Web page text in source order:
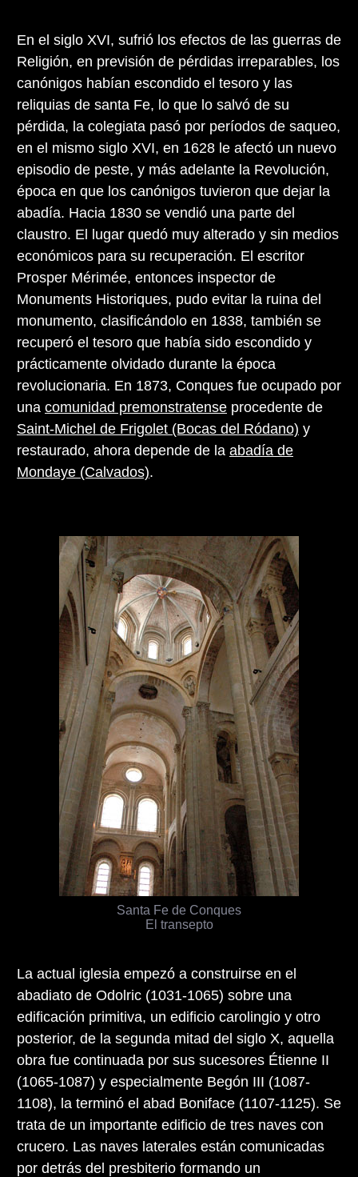
En el siglo XVI, sufrió los efectos de las guerras de
Religión, en previsión de pérdidas irreparables, los
canónigos habían escondido el tesoro y las
reliquias de santa Fe, lo que lo salvó de su
pérdida, la colegiata pasó por períodos de saqueo,
en el mismo siglo XVI, en 1628 le afectó un nuevo
episodio de peste, y más adelante la Revolución,
época en que los canónigos tuvieron que dejar la
abadía. Hacia 1830 se vendió una parte del
claustro. El lugar quedó muy alterado y sin medios
económicos para su recuperación. El escritor
Prosper Mérimée, entonces inspector de
Monuments Historiques, pudo evitar la ruina del
monumento, clasificándolo en 1838, también se
recuperó el tesoro que había sido escondido y
prácticamente olvidado durante la época
revolucionaria. En 1873, Conques fue ocupado por
una comunidad premonstratense procedente de
Saint-Michel de Frigolet (Bocas del Ródano) y
restaurado, ahora depende de la abadía de
Mondaye (Calvados).
La actual iglesia empezó a construirse en el
abadiato de Odolric (1031-1065) sobre una
edificación primitiva, un edificio carolingio y otro
posterior, de la segunda mitad del siglo X, aquella
obra fue continuada por sus sucesores Étienne II
(1065-1087) y especialmente Begón III (1087-
1108), la terminó el abad Boniface (1107-1125). Se
trata de un importante edificio de tres naves con
crucero. Las naves laterales están comunicadas
por detrás del presbiterio formando un
Santa Fe de Conques
El transepto